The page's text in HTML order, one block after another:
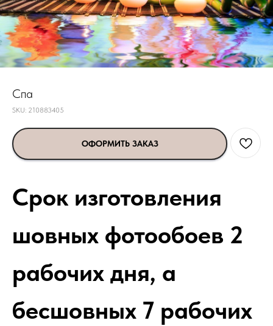
Спа
SKU: 210883405
ОФОРМИТЬ ЗАКАЗ
Срок изготовления
шовных фотообоев 2
рабочих дня, а
бесшовных 7 рабочих